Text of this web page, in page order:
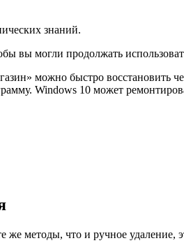
знаний.
вы могли продолжать
можно быстро восстановить
Windows 10 может
что и ручное удаление,